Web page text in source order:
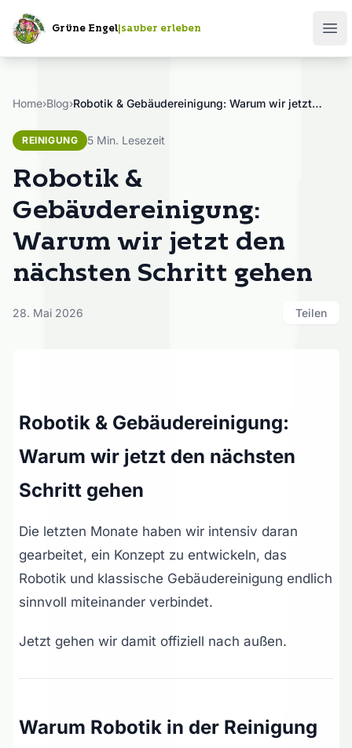
Grüne Engel sauber erleben
Home›Blog› Robotik & Gebäudereinigung: Warum wir jetzt den nächsten Schritt gehen
REINIGUNG 5 Min. Lesezeit
Robotik &
Gebäudereinigung:
Warum wir jetzt den
nächsten Schritt gehen
28. Mai 2026 Teilen
Robotik & Gebäudereinigung:
Warum wir jetzt den nächsten
Schritt gehen
Die letzten Monate haben wir intensiv daran
gearbeitet, ein Konzept zu entwickeln, das
Robotik und klassische Gebäudereinigung endlich
sinnvoll miteinander verbindet.
Jetzt gehen wir damit offiziell nach außen.
Warum Robotik in der Reinigung